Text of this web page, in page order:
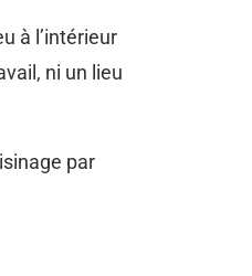
à l’intérieur
ni un lieu
par